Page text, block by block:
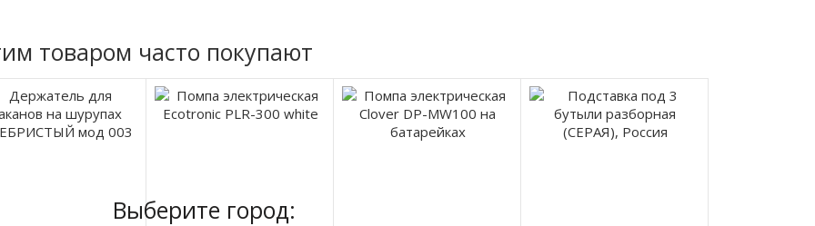
товаром часто покупают
Выберите город: